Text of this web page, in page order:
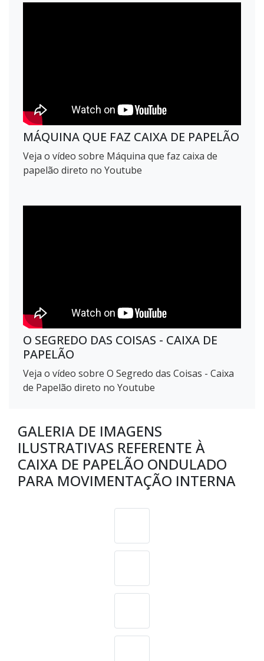
MÁQUINA QUE FAZ CAIXA DE PAPELÃO
Veja o vídeo sobre Máquina que faz caixa de
papelão direto no Youtube
O SEGREDO DAS COISAS - CAIXA DE
PAPELÃO
Veja o vídeo sobre O Segredo das Coisas - Caixa
de Papelão direto no Youtube
GALERIA DE IMAGENS
ILUSTRATIVAS REFERENTE À
CAIXA DE PAPELÃO ONDULADO
PARA MOVIMENTAÇÃO INTERNA